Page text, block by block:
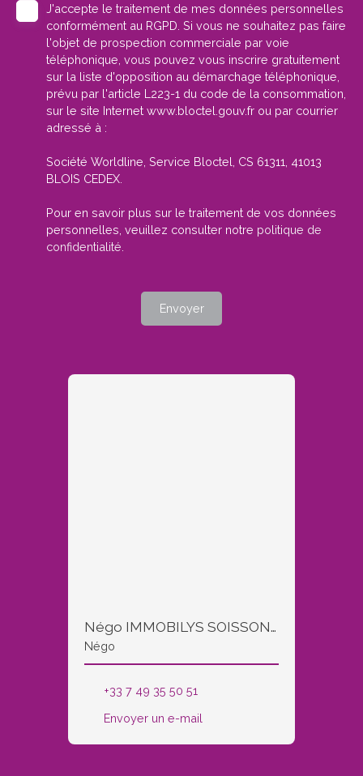
J'accepte le traitement de mes données personnelles
conformément au RGPD. Si vous ne souhaitez pas faire
l'objet de prospection commerciale par voie
téléphonique, vous pouvez vous inscrire gratuitement
sur la liste d'opposition au démarchage téléphonique,
prévu par l'article L223-1 du code de la consommation,
sur le site Internet www.bloctel.gouv.fr ou par courrier
adressé à :
Société Worldline, Service Bloctel, CS 61311, 41013
BLOIS CEDEX.
Pour en savoir plus sur le traitement de vos données
personnelles, veuillez consulter notre politique de
confidentialité
Envoyer
Négo IMMOBILYS SOISSONS et COUCY LE CHATEAU
Négo
+33 7 49 35 50 51
Envoyer un e-mail